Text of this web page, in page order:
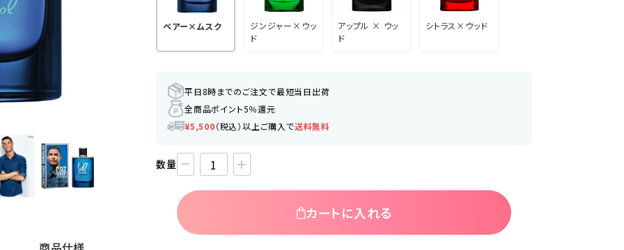
ペアー×ムスク
ジンジャー×ウッ
ド
アップル × ウッ
ド
シトラス×ウッド
平日8時までのご注文で最短当日出荷
全商品ポイント5％還元
¥5,500（税込）以上ご購入で送料無料
数量
カートに入れる